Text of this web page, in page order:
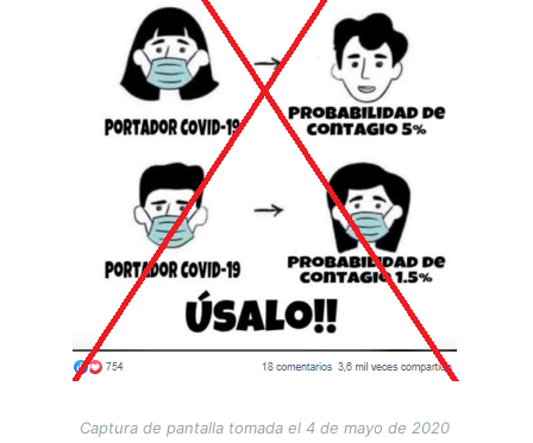
Captura de pantalla tomada el 4 de mayo de 2020